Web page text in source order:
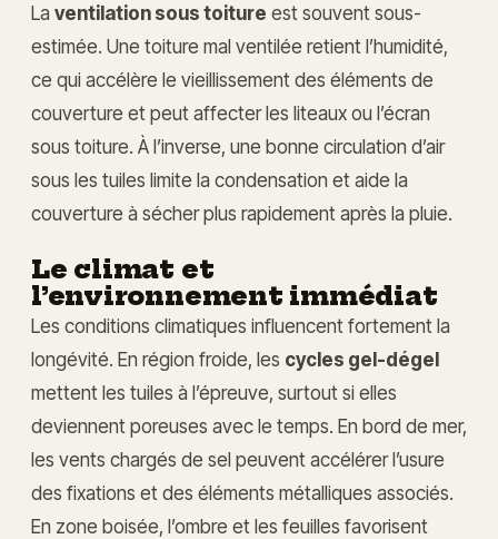
La ventilation sous toiture est souvent sous-
estimée. Une toiture mal ventilée retient l’humidité,
ce qui accélère le vieillissement des éléments de
couverture et peut affecter les liteaux ou l’écran
sous toiture. À l’inverse, une bonne circulation d’air
sous les tuiles limite la condensation et aide la
couverture à sécher plus rapidement après la pluie.
Le climat et
l’environnement immédiat
Les conditions climatiques influencent fortement la
longévité. En région froide, les cycles gel-dégel
mettent les tuiles à l’épreuve, surtout si elles
deviennent poreuses avec le temps. En bord de mer,
les vents chargés de sel peuvent accélérer l’usure
des fixations et des éléments métalliques associés.
En zone boisée, l’ombre et les feuilles favorisent